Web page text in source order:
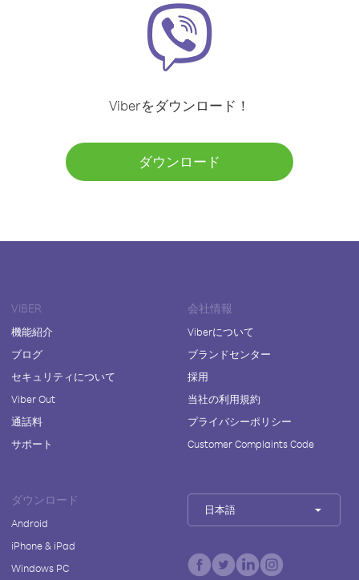
Viberをダウンロード！
ダウンロード
VIBER
機能紹介
ブログ
セキュリティについて
Viber Out
通話料
サポート
会社情報
Viberについて
ブランドセンター
採用
当社の利用規約
プライバシーポリシー
Customer Complaints Code
ダウンロード
Android
iPhone & iPad
Windows PC
日本語